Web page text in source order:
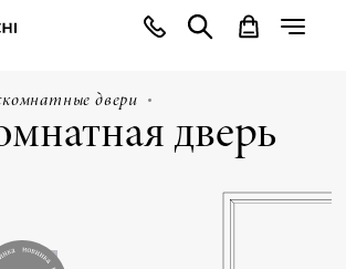
двери
дверь